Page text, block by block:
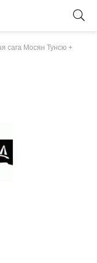
сага Мосян Тунсю +